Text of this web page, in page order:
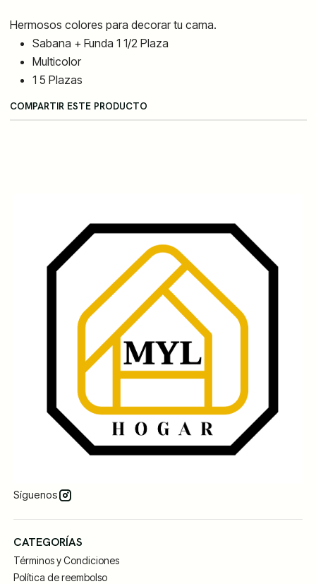
Hermosos colores para decorar tu cama.
Sabana + Funda 1 1/2 Plaza
Multicolor
1 5 Plazas
COMPARTIR ESTE PRODUCTO
Síguenos
CATEGORÍAS
Términos y Condiciones
Política de reembolso